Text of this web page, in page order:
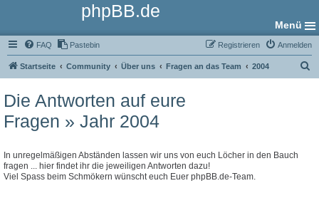
phpBB.de
Menü
FAQ Pastebin Anmelden
Registrieren
Startseite Community Über uns Fragen an das Team 2004
Die Antworten auf eure
Fragen » Jahr 2004
In unregelmäßigen Abständen lassen wir uns von euch Löcher in den Bauch
fragen ... hier findet ihr die jeweiligen Antworten dazu!
Viel Spass beim Schmökern wünscht euch Euer phpBB.de-Team.